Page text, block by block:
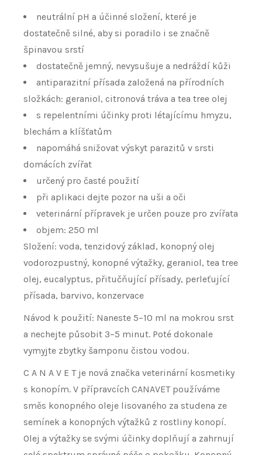
neutrální pH a účinné složení, které je
dostatečně silné, aby si poradilo i se značně
špinavou srstí
dostatečně jemný, nevysušuje a nedráždí kůži
antiparazitní přísada založená na přírodních
složkách: geraniol, citronová tráva a tea tree olej
s repelentními účinky proti létajícímu hmyzu,
blechám a klíšťatům
napomáhá snižovat výskyt parazitů v srsti
domácích zvířat
určený pro časté použití
při aplikaci dejte pozor na uši a oči
veterinární přípravek je určen pouze pro zvířata
objem: 250 ml
Složení: voda, tenzidový základ, konopný olej
vodorozpustný, konopné výtažky, geraniol, tea tree
olej, eucalyptus, přitučňující přísady, perleťující
přísada, barvivo, konzervace
Návod k použití: Naneste 5–⁠10 ml na mokrou srst
a nechejte působit 3–⁠5 minut. Poté dokonale
vymyjte zbytky šamponu čistou vodou.
C A N A V E T je nová značka veterinární kosmetiky
s konopím. V přípravcích CANAVET používáme
směs konopného oleje lisovaného za studena ze
semínek a konopných výtažků z rostliny konopí.
Olej a výtažky se svými účinky doplňují a zahrnují